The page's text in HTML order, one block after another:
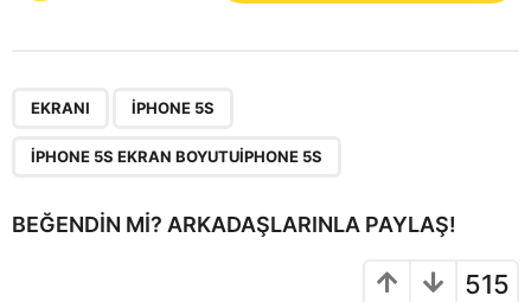
a
EKRANI IPHONE 5S
IPHONE 5S EKRAN BOYUTUIPHONE 5S
BEĞENDIN MI? ARKADAŞLARINLA PAYLAŞ!
515